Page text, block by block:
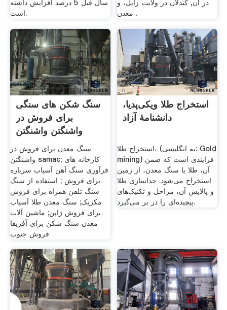
سال قبل 5 درصد افزایش داشته
است.
در آن, کندلان در ولايت زابل، و
معدن .
سنگ شکن های سنگی
برای فروش در
واشنگتن واشنگتن
سنگ معدن برای فروش در
واشنگتن samac; کارخانه های
فرآوری سنگ آهن آسیاب سرباره
برای فروش ; استفاده از سنگ
سنگ تلفن همراه برای فروش
مکزیک; سنگ معدن طلا آسیاب
برای فروش ژاپن; ماشین آلات
معدن سنگ شکن برای آفریقا
فروش جنوب
استخراج طلا ویکی‌پدیا،
دانشنامهٔ آزاد
استخراج طلا، (به انگلیسی: Gold
mining) فرایندی است که ضمن
آن، طلا یا سنگ معدن، از زمین
استخراج می‌شود. جداسازی طلا
و پالایش آن، مراحل و تکنیک‌های
پیچیده‌ای را در بر می‌گیرد.